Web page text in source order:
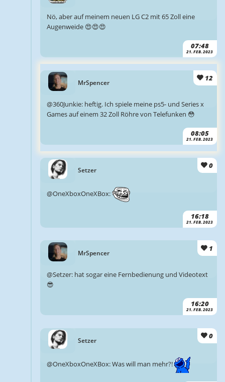
07:48
21. FEB. 2023
Nö, aber auf meinem neuen LG C2 mit 65 Zoll eine
Augenweide 😍😍😍
MrSpencer
12
08:05
21. FEB. 2023
@360Junkie: heftig. Ich spiele meine ps5- und Series x
Games auf einem 32 Zoll Röhre von Telefunken 😳
Setzer
0
16:18
21. FEB. 2023
@OneXboxOneXBox:
MrSpencer
1
16:20
21. FEB. 2023
@Setzer: hat sogar eine Fernbedienung und Videotext
😎
Setzer
0
@OneXboxOneXBox: Was will man mehr?!